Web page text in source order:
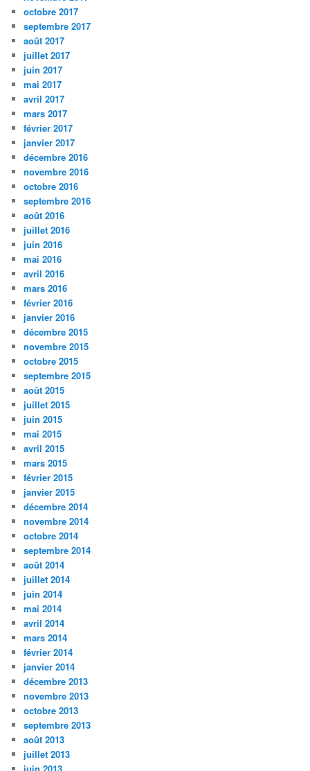
octobre 2017
septembre 2017
août 2017
juillet 2017
juin 2017
mai 2017
avril 2017
mars 2017
février 2017
janvier 2017
décembre 2016
novembre 2016
octobre 2016
septembre 2016
août 2016
juillet 2016
juin 2016
mai 2016
avril 2016
mars 2016
février 2016
janvier 2016
décembre 2015
novembre 2015
octobre 2015
septembre 2015
août 2015
juillet 2015
juin 2015
mai 2015
avril 2015
mars 2015
février 2015
janvier 2015
décembre 2014
novembre 2014
octobre 2014
septembre 2014
août 2014
juillet 2014
juin 2014
mai 2014
avril 2014
mars 2014
février 2014
janvier 2014
décembre 2013
novembre 2013
octobre 2013
septembre 2013
août 2013
juillet 2013